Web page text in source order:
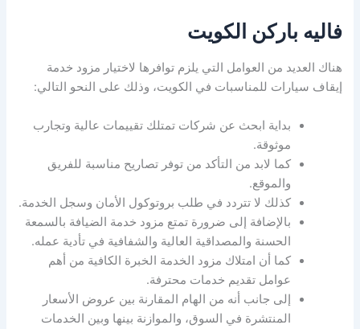
فاليه باركن الكويت
هناك العديد من العوامل التي يلزم توافرها لاختيار مزود خدمة
إيقاف سيارات للمناسبات في الكويت، وذلك على النحو التالي:
بداية ابحث عن شركات تمتلك تقييمات عالية وتجارب
موثوقة.
كما لابد من التأكد من توفر تصاريح مناسبة للفريق
والموقع.
كذلك لا تتردد في طلب بروتوكول الأمان وسجل الخدمة.
بالإضافة إلى ضرورة تمتع مزود خدمة الضيافة بالسمعة
الحسنة والمصداقية العالية والشفافية في تأدية عمله.
كما أن امتلاك مزود الخدمة الخبرة الكافية من أهم
عوامل تقديم خدمات محترفة.
إلى جانب أنه من الهام المقارنة بين عروض الأسعار
المنتشرة في السوق، والموازنة بينها وبين الخدمات